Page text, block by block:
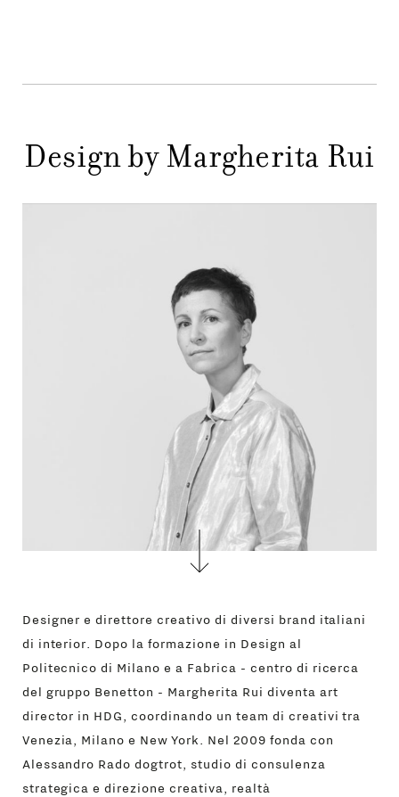
PRINCIPALE
AZIENDA
GIFT
Design by Margherita Rui
Designer e direttore creativo di diversi brand italiani
di interior. Dopo la formazione in Design al
Politecnico di Milano e a Fabrica - centro di ricerca
del gruppo Benetton - Margherita Rui diventa art
director in HDG, coordinando un team di creativi tra
Venezia, Milano e New York. Nel 2009 fonda con
Alessandro Rado dogtrot, studio di consulenza
strategica e direzione creativa, realtà